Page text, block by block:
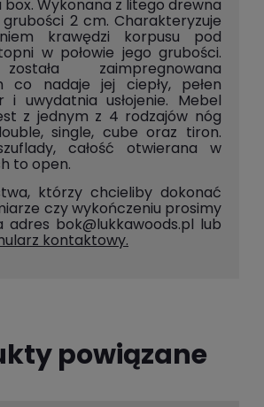
Wykonana z litego drewna
2 cm. Charakteryzuje
krawędzi korpusu pod
w połowie jego grubości.
zaimpregnowana
co nadaje jej ciepły, pełen
i uwydatnia usłojenie. Mebel
z jednym z 4 rodzajów nóg
single, cube oraz tiron.
całość otwierana w
to open.
którzy chcieliby dokonać
czy wykończeniu prosimy
adres bok@lukkawoods.pl lub
kontaktowy.
powiązane